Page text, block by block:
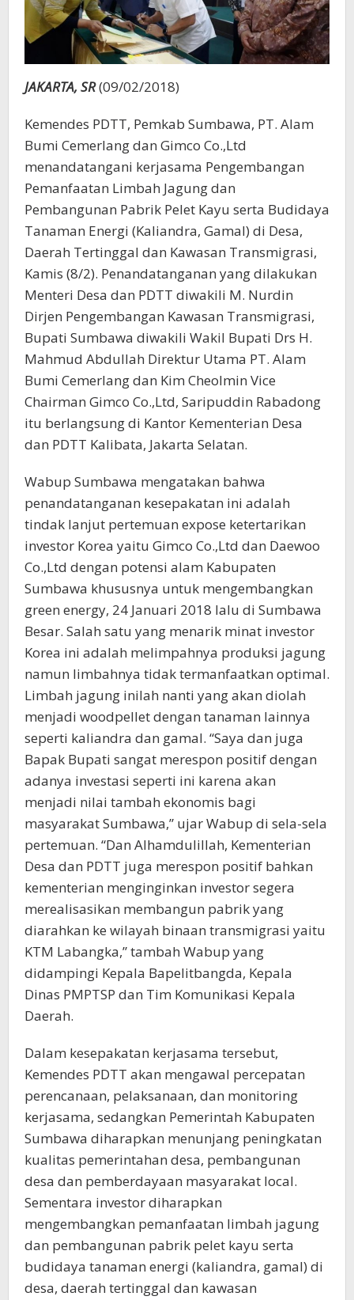
JAKARTA, SR(09/02/2018)
Kemendes PDTT, Pemkab Sumbawa, PT. Alam
Bumi Cemerlang dan Gimco Co.,Ltd
menandatangani kerjasama Pengembangan
Pemanfaatan Limbah Jagung dan
Pembangunan Pabrik Pelet Kayu serta Budidaya
Tanaman Energi (Kaliandra, Gamal) di Desa,
Daerah Tertinggal dan Kawasan Transmigrasi,
Kamis (8/2). Penandatanganan yang dilakukan
Menteri Desa dan PDTT diwakili M. Nurdin
Dirjen Pengembangan Kawasan Transmigrasi,
Bupati Sumbawa diwakili Wakil Bupati Drs H.
Mahmud Abdullah Direktur Utama PT. Alam
Bumi Cemerlang dan Kim Cheolmin Vice
Chairman Gimco Co.,Ltd, Saripuddin Rabadong
itu berlangsung di Kantor Kementerian Desa
dan PDTT Kalibata, Jakarta Selatan.
Wabup Sumbawa mengatakan bahwa
penandatanganan kesepakatan ini adalah
tindak lanjut pertemuan expose ketertarikan
investor Korea yaitu Gimco Co.,Ltd dan Daewoo
Co.,Ltd dengan potensi alam Kabupaten
Sumbawa khususnya untuk mengembangkan
green energy, 24 Januari 2018 lalu di Sumbawa
Besar. Salah satu yang menarik minat investor
Korea ini adalah melimpahnya produksi jagung
namun limbahnya tidak termanfaatkan optimal.
Limbah jagung inilah nanti yang akan diolah
menjadi woodpellet dengan tanaman lainnya
seperti kaliandra dan gamal. “Saya dan juga
Bapak Bupati sangat merespon positif dengan
adanya investasi seperti ini karena akan
menjadi nilai tambah ekonomis bagi
masyarakat Sumbawa,” ujar Wabup di sela-sela
pertemuan. “Dan Alhamdulillah, Kementerian
Desa dan PDTT juga merespon positif bahkan
kementerian menginginkan investor segera
merealisasikan membangun pabrik yang
diarahkan ke wilayah binaan transmigrasi yaitu
KTM Labangka,” tambah Wabup yang
didampingi Kepala Bapelitbangda, Kepala
Dinas PMPTSP dan Tim Komunikasi Kepala
Daerah.
Dalam kesepakatan kerjasama tersebut,
Kemendes PDTT akan mengawal percepatan
perencanaan, pelaksanaan, dan monitoring
kerjasama, sedangkan Pemerintah Kabupaten
Sumbawa diharapkan menunjang peningkatan
kualitas pemerintahan desa, pembangunan
desa dan pemberdayaan masyarakat local.
Sementara investor diharapkan
mengembangkan pemanfaatan limbah jagung
dan pembangunan pabrik pelet kayu serta
budidaya tanaman energi (kaliandra, gamal) di
desa, daerah tertinggal dan kawasan